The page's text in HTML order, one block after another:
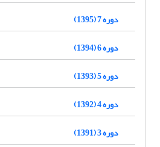
دوره 7 (1395)
دوره 6 (1394)
دوره 5 (1393)
دوره 4 (1392)
دوره 3 (1391)